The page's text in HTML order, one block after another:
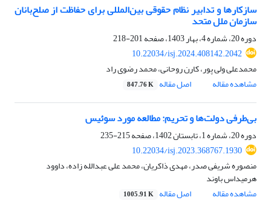
سازکارها و تدابیر نظام حقوقی بین‌المللی برای حفاظت از صلح‌بانان
سازمان ملل متحد
دوره 20، شماره 4، بهار 1403، صفحه
201-218
10.22034/isj.2024.408142.2042
محمدعلی ولی پور، کارن روحانی، محمد رضوی راد
مشاهده مقاله
اصل مقاله 847.76 K
بی‌طرفی دولت‌ها و تحریم: مطالعه مورد سوئیس
دوره 20، شماره 1، تابستان 1402، صفحه
215-235
10.22034/isj.2023.368767.1930
منصوره شریفی صدر، مهدی ذاکریان، محمد علی عبدالله زاده، داوود
هرمیداس باوند
مشاهده مقاله
اصل مقاله 1005.91 K